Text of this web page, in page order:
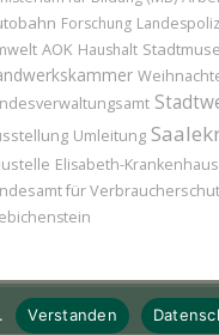
Forschung
AOK Haushalt
Umleitung
Elisabeth-Krankenhaus
für
Verstanden